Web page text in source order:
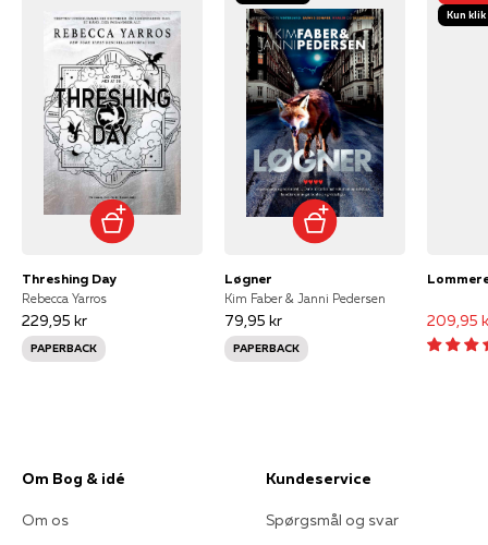
Threshing Day
Rebecca Yarros
229,95 kr
PAPERBACK
Løgner
Kim Faber & Janni Pedersen
79,95 kr
PAPERBACK
Kun
209,95
Om Bog & idé
Om os
Kundeservice
Spørgsmål og svar